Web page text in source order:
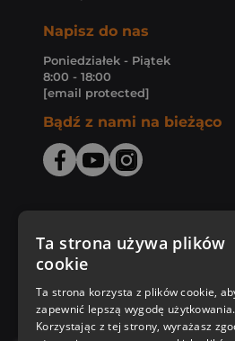
Napisz do nas
Poniedziałek - Piątek
8:00 - 18:00
[email protected]
Bądź z nami na bieżąco
Zakupy u nas
Nasza oferta
Ta strona używa plików
cookie
Ta strona korzysta z plików cookie,
zapewnić lepszą wygodę użytkowania.
Korzystając z tej strony, wyrażasz